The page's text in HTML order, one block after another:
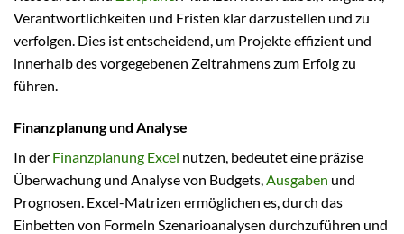
Verantwortlichkeiten und Fristen klar darzustellen und zu
verfolgen. Dies ist entscheidend, um Projekte effizient und
innerhalb des vorgegebenen Zeitrahmens zum Erfolg zu
führen.
Finanzplanung und Analyse
In der Finanzplanung Excel nutzen, bedeutet eine präzise
Überwachung und Analyse von Budgets, Ausgaben und
Prognosen. Excel-Matrizen ermöglichen es, durch das
Einbetten von Formeln Szenarioanalysen durchzuführen und